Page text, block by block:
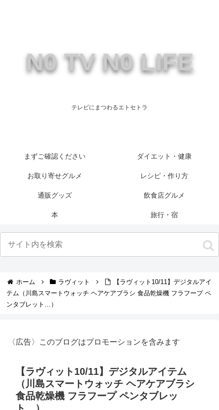
N0 TV N0 LIFE
テレビにまつわるエトセトラ
まずご確認ください ダイエット・健康
お取り寄せグルメ レシピ・作り方
通販グッズ 飲食店グルメ
本 旅行・宿
ホーム ラヴィット
【ラヴィット10/11】デジタルアイ
テム（川島スマートウォッチ ヘアケアブラシ 食品乾燥機 フラフープ ペ
ンタブレット…）
〈広告〉このブログはプロモーションを含みます
【ラヴィット10/11】デジタルアイテム
（川島スマートウォッチ ヘアケアブラシ
食品乾燥機 フラフープ ペンタブレッ